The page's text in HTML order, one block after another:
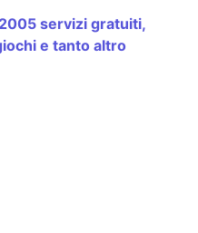
servizi gratuiti,
e tanto altro